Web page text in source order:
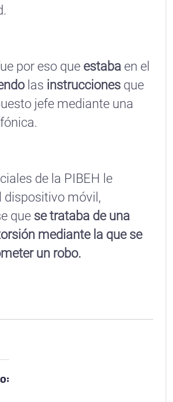
por eso que estaba en el
las instrucciones que
jefe mediante una
de la PIBEH le
dispositivo móvil,
que se trataba de una
mediante la que se
un robo.